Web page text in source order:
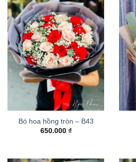
Bó hoa hồng tròn – B43
650.000 ₫